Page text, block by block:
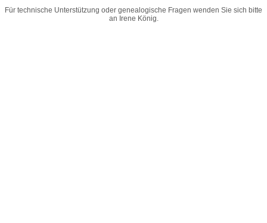
Für technische Unterstützung oder genealogische Fragen wenden Sie sich bitte
an Irene König.